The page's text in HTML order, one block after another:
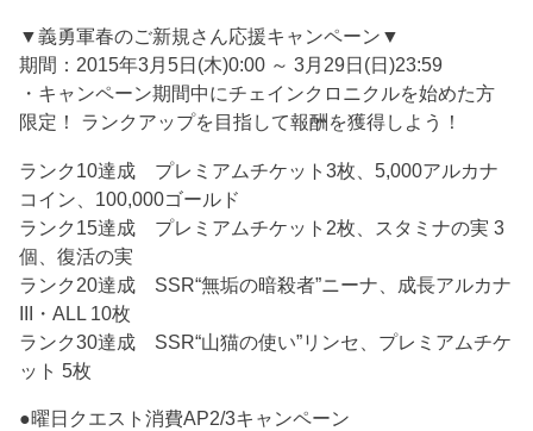
▼義勇軍春のご新規さん応援キャンペーン▼
期間：2015年3月5日(木)0:00 ～ 3月29日(日)23:59
・キャンペーン期間中にチェインクロニクルを始めた方
限定！ ランクアップを目指して報酬を獲得しよう！
ランク10達成 プレミアムチケット3枚、5,000アルカナ
コイン、100,000ゴールド
ランク15達成 プレミアムチケット2枚、スタミナの実 3
個、復活の実
ランク20達成 SSR“無垢の暗殺者”ニーナ、成長アルカナ
III・ALL 10枚
ランク30達成 SSR“山猫の使い”リンセ、プレミアムチケ
ット 5枚
●曜日クエスト消費AP2/3キャンペーン